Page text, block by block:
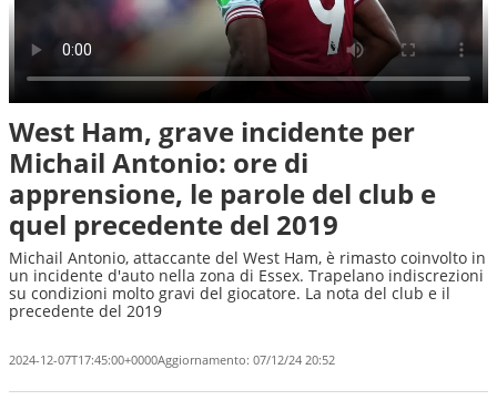
West Ham, grave incidente per
Michail Antonio: ore di
apprensione, le parole del club e
quel precedente del 2019
Michail Antonio, attaccante del West Ham, è rimasto coinvolto in
un incidente d'auto nella zona di Essex. Trapelano indiscrezioni
su condizioni molto gravi del giocatore. La nota del club e il
precedente del 2019
2024-12-07T17:45:00+0000Aggiornamento: 07/12/24 20:52